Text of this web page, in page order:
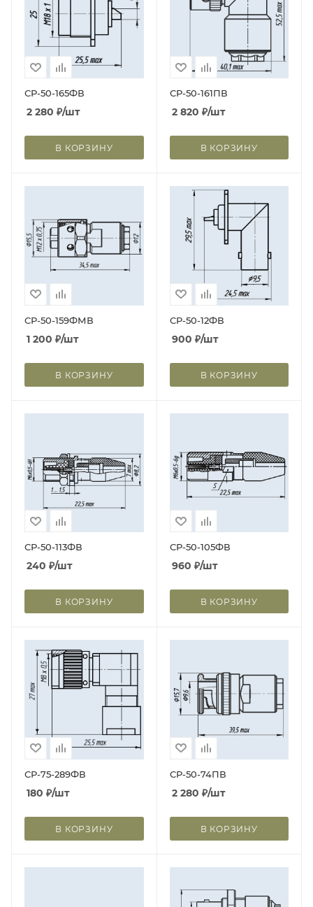
СР-50-165ФВ
2 280 ₽/шт
В КОРЗИНУ
СР-50-161ПВ
2 820 ₽/шт
В КОРЗИНУ
СР-50-159ФМВ
1 200 ₽/шт
В КОРЗИНУ
СР-50-12ФВ
900 ₽/шт
В КОРЗИНУ
СР-50-113ФВ
240 ₽/шт
В КОРЗИНУ
СР-50-105ФВ
960 ₽/шт
В КОРЗИНУ
СР-75-289ФВ
180 ₽/шт
В КОРЗИНУ
СР-50-74ПВ
2 280 ₽/шт
В КОРЗИНУ